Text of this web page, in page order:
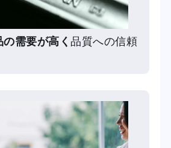
の需要が高く 品質への信頼